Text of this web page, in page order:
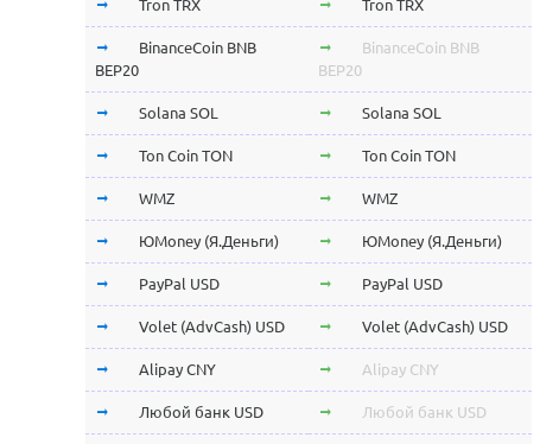
Tron TRX Tron TRX
BinanceCoin BNB
BEP20
BinanceCoin BNB
BEP20
Solana SOL Solana SOL
Ton Coin TON Ton Coin TON
WMZ WMZ
ЮMoney (Я.Деньги) ЮMoney (Я.Деньги)
PayPal USD PayPal USD
Volet (AdvCash) USD Volet (AdvCash) USD
Alipay CNY Alipay CNY
Любой банк USD Любой банк USD